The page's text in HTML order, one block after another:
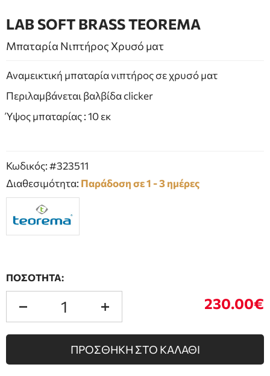
LAB SOFT BRASS TEOREMA
Μπαταρία Νιπτήρος Χρυσό ματ
Αναμεικτική μπαταρία νιπτήρος σε χρυσό ματ
Περιλαμβάνεται βαλβίδα clicker
Ύψος μπαταρίας : 10 εκ
Κωδικός: #323511
Διαθεσιμότητα: Παράδοση σε 1 - 3 ημέρες
ΠΟΣΟΤΗΤΑ:
230.00€
ΠΡΟΣΘΗΚΗ ΣΤΟ ΚΑΛΑΘΙ